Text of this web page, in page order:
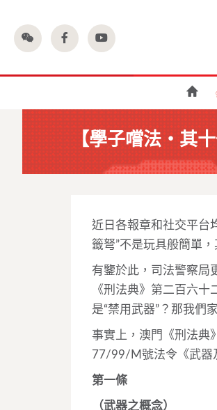
【學子嚐法・其
近日各報章和社交平台
籤弩”不是玩具般簡單
有鑒於此，司法警察局
《刑法典》第二百六
是“禁用武器”？那我們
事實上，澳門《刑法典
77/99/M號法令《武器
第一條
（武器之概念）